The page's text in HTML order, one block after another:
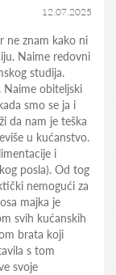
12.07.2025
ne znam kako ni
Naime redovni
studija.
Naime obiteljski
smo se ja i
da nam je teška
u kućanstvo.
i
posla). Od tog
nemogući za
majka je
svih kućanskih
brata koji
s tom
svoje